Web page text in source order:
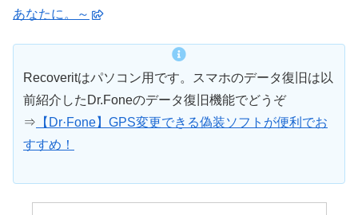
あなたに。～
Recoveritはパソコン用です。スマホのデータ復旧は以
前紹介したDr.Foneのデータ復旧機能でどうぞ
⇒ 【Dr·Fone】GPS変更できる偽装ソフトが便利でお
すすめ！